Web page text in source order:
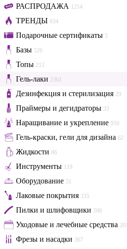
РАСПРОДАЖА 1214
ТРЕНДЫ 634
Подарочные сертификаты 5
Базы 526
Топы 213
Гель-лаки 2361
Дезинфекция и стерилизация 29
Праймеры и дегидраторы 35
Наращивание и укрепление 950
Гель-краски, гели для дизайна 62
Жидкости 86
Инструменты 119
Оборудование 51
Лаковые покрытия 335
Пилки и шлифовщики 200
Уходовые и лечебные средства 201
Фрезы и насадки 367